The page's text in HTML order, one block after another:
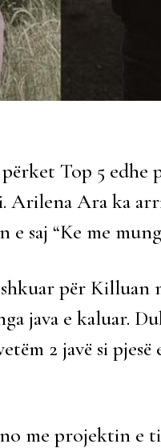
Top 5 edhe
Arilena Ara ka
e saj “Ke me
për Killuan
java e kaluar.
2 javë si
me projektin e